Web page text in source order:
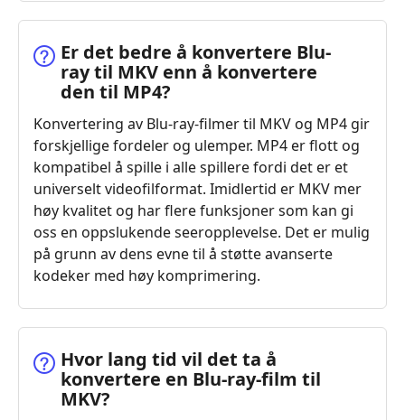
Er det bedre å konvertere Blu-
ray til MKV enn å konvertere
den til MP4?
Konvertering av Blu-ray-filmer til MKV og MP4 gir
forskjellige fordeler og ulemper. MP4 er flott og
kompatibel å spille i alle spillere fordi det er et
universelt videofilformat. Imidlertid er MKV mer
høy kvalitet og har flere funksjoner som kan gi
oss en oppslukende seeropplevelse. Det er mulig
på grunn av dens evne til å støtte avanserte
kodeker med høy komprimering.
Hvor lang tid vil det ta å
konvertere en Blu-ray-film til
MKV?